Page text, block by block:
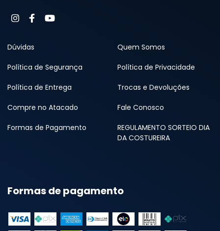
Dúvidas Quem Somos
Política de Segurança Política de Privacidade
Política de Entrega Trocas e Devoluções
Compre no Atacado Fale Conosco
Formas de Pagamento
REGULAMENTO SORTEIO DIA
DA COSTUREIRA
Formas de pagamento